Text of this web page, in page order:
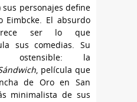
personajes define
Eimbcke. El absurdo
ser lo que
sus comedias. Su
ostensible: la
, película que
de Oro en San
minimalista de sus